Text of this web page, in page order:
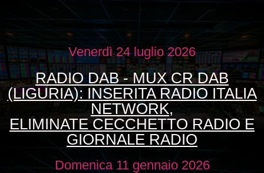
Venerdì 24 luglio 2026
RADIO DAB - MUX CR DAB
(LIGURIA): INSERITA RADIO ITALIA
NETWORK,
ELIMINATE CECCHETTO RADIO E
GIORNALE RADIO
Domenica 11 gennaio 2026